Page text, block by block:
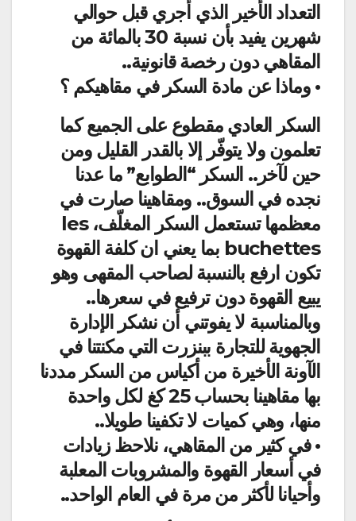
التعداد الأخير الذي أُجري قبل حوالي
شهرين يفيد بأن نسبة 30 بالمائة من
المقاهي دون رخصة قانونية..
• وماذا عن مادة السكر في مقاهيكم ؟
السكر العادي مقطوع على الجميع كما
تعلمون ولا يتوفّر إلا بالقدر القليل ومن
حين لآخر.. السكر “الطوابع” ما عدنا
نجده في السوق.. ومقاهينا صارت في
معظمها تستعمل السكر المغلّف، les
buchettes بما يعني ان كلفة القهوة
تكون ارفع بالنسبة لصاحب المقهى وهو
يبيع القهوة دون ترفيع في سعرها..
وبالمناسبة لا يفوتني أن نشكر الإدارة
الجهوية للتجارة ببنزرت التي مكنتنا في
الآونة الأخيرة من أكياس من السكر مددنا
بها مقاهينا بحساب 25 كغ لكل واحدة
منها، وهي كميات لا تكفينا طويلا..
• في كثير من المقاهي، نلاحظ زيادات
في أسعار القهوة والمشروبات المعلبة
وأحيانا لأكثر من مرة في العام الواحد..